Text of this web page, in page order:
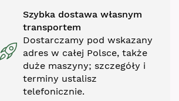
Szybka dostawa własnym
transportem
Dostarczamy pod wskazany
adres w całej Polsce, także
duże maszyny; szczegóły i
terminy ustalisz
telefonicznie.